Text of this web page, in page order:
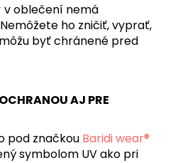
v oblečení nemá
ho zničiť, vyprať,
byť chránené pred
AJ PRE
pod značkou Baridi wear®
symbolom UV ako pri